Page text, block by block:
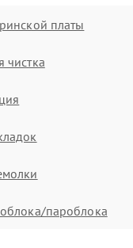
платы
чистка
пароблока